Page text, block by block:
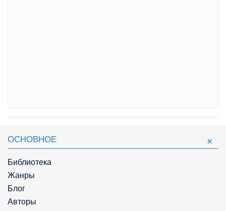
ОСНОВНОЕ
Библиотека
Жанры
Блог
Авторы